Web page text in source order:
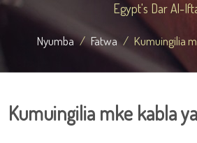
Egypt's Dar Al-
Nyumba Fatwa Kumuingilia
Kumuingilia mke kabla